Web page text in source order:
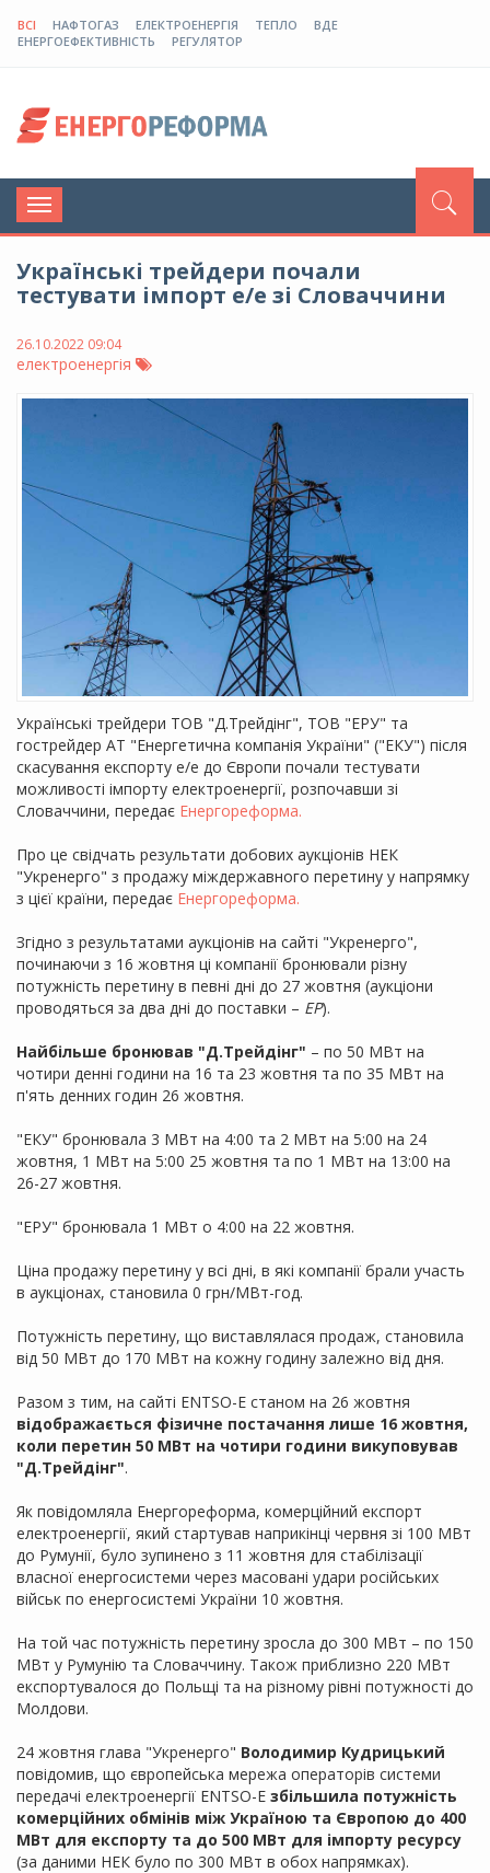
ВСІ НАФТОГАЗ ЕЛЕКТРОЕНЕРГІЯ ТЕПЛО
ВДЕ
ЕНЕРГОЕФЕКТИВНІСТЬ
РЕГУЛЯТОР
Toggle
navigation
Українські трейдери почали
тестувати імпорт е/е зі Словаччини
26.10.2022 09:04
електроенергія
Українські трейдери ТОВ "Д.Трейдінг", ТОВ "ЕРУ" та
гострейдер АТ "Енергетична компанія України" ("ЕКУ") після
скасування експорту е/е до Європи почали тестувати
можливості імпорту електроенергії, розпочавши зі
Словаччини, передає Енергореформа.
Про це свідчать результати добових аукціонів НЕК
"Укренерго" з продажу міждержавного перетину у напрямку
з цієї країни, передає Енергореформа.
Згідно з результатами аукціонів на сайті "Укренерго",
починаючи з 16 жовтня ці компанії бронювали різну
потужність перетину в певні дні до 27 жовтня (аукціони
проводяться за два дні до поставки – ЕР).
Найбільше бронював "Д.Трейдінг" – по 50 МВт на
чотири денні години на 16 та 23 жовтня та по 35 МВт на
п'ять денних годин 26 жовтня.
"ЕКУ" бронювала 3 МВт на 4:00 та 2 МВт на 5:00 на 24
жовтня, 1 МВт на 5:00 25 жовтня та по 1 МВт на 13:00 на
26-27 жовтня.
"ЕРУ" бронювала 1 МВт о 4:00 на 22 жовтня.
Ціна продажу перетину у всі дні, в які компанії брали участь
в аукціонах, становила 0 грн/МВт-год.
Потужність перетину, що виставлялася продаж, становила
від 50 МВт до 170 МВт на кожну годину залежно від дня.
Разом з тим, на сайті ENTSO-E станом на 26 жовтня
відображається фізичне постачання лише 16 жовтня,
коли перетин 50 МВт на чотири години викуповував
"Д.Трейдінг".
Як повідомляла Енергореформа, комерційний експорт
електроенергії, який стартував наприкінці червня зі 100 МВт
до Румунії, було зупинено з 11 жовтня для стабілізації
власної енергосистеми через масовані удари російських
військ по енергосистемі України 10 жовтня.
На той час потужність перетину зросла до 300 МВт – по 150
МВт у Румунію та Словаччину. Також приблизно 220 МВт
експортувалося до Польщі та на різному рівні потужності до
Молдови.
24 жовтня глава "Укренерго" Володимир Кудрицький
повідомив, що європейська мережа операторів системи
передачі електроенергії ENTSO-E збільшила потужність
комерційних обмінів між Україною та Європою до 400
МВт для експорту та до 500 МВт для імпорту ресурсу
(за даними НЕК було по 300 МВт в обох напрямках).